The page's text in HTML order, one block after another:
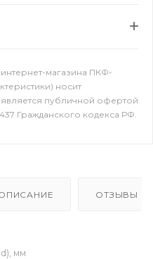
магазина ПКФ-
носит
публичной офертой
Гражданского кодекса РФ.
ОТЗЫВЫ
мм